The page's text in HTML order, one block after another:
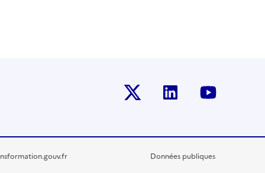
Twitter-x Linkedin
Données publiques